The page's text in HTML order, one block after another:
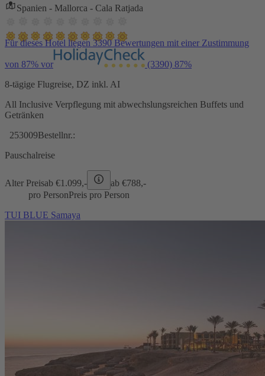
Spanien - Mallorca - Cala Ratjada
Für dieses Hotel liegen 3390 Bewertungen mit einer Zustimmung
von 87% vor (3390) 87%
8-tägige Flugreise, DZ inkl. AI
All Inclusive Verpflegung mit abwechslungsreichen Buffets und
Getränken
253009Bestellnr.:
Pauschalreise
Alter Preisab €1.099,- ab €788,-
pro PersonPreis pro Person
TUI BLUE Samaya